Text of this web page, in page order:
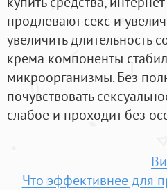
продлевают секс и
увеличить длительность
крема компоненты
микроорганизмы. Без
почувствовать
слабое и проходит без
Что эффективнее для